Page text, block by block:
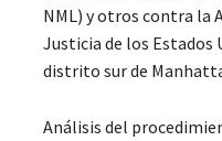
NML) y otros contra la
Justicia de los Estados
distrito sur de
Análisis del